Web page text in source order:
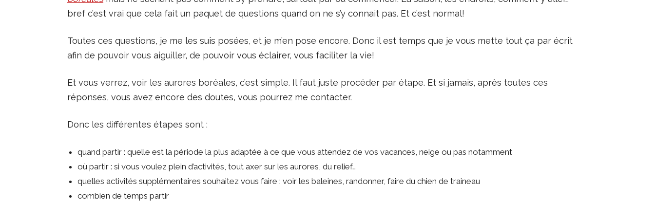
bref c’est vrai que cela fait un paquet de questions quand on ne s’y connait pas. Et c’est normal!
Toutes ces questions, je me les suis posées, et je m’en pose encore. Donc il est temps que je vous mette tout ça par écrit
afin de pouvoir vous aiguiller, de pouvoir vous éclairer, vous faciliter la vie!
Et vous verrez, voir les aurores boréales, c’est simple. Il faut juste procéder par étape. Et si jamais, après toutes ces
réponses, vous avez encore des doutes, vous pourrez me contacter.
Donc les différentes étapes sont :
quand partir : quelle est la période la plus adaptée à ce que vous attendez de vos vacances, neige ou pas notamment
où partir : si vous voulez plein d’activités, tout axer sur les aurores, du relief…
quelles activités supplémentaires souhaitez vous faire : voir les baleines, randonner, faire du chien de traineau
combien de temps partir